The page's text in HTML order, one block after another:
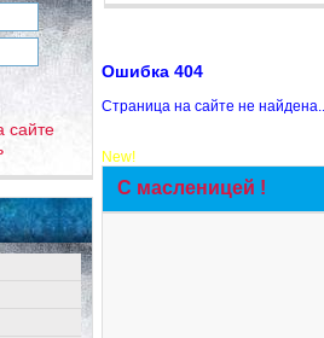
сайте
Ошибка 404
Страница на сайте не
New!
С масленицей !